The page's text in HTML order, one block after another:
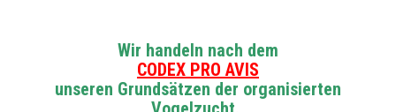
Wir handeln nach dem
CODEX PRO AVIS
unseren Grundsätzen der organisierten